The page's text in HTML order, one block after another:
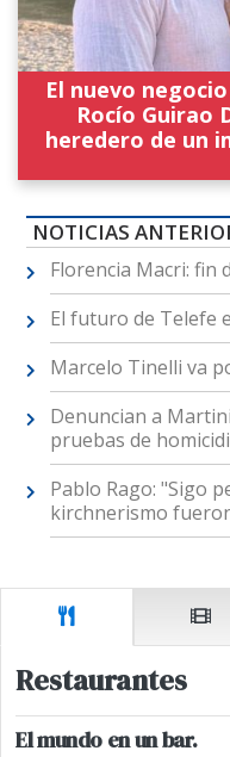
El nuevo
Rocío Guirao
heredero de un
NOTICIAS
Florencia Macri: fin
El futuro de Telefe
Marcelo Tinelli va
Denuncian a
pruebas de
Pablo Rago: "Sigo
kirchnerismo
Restaurantes
El mundo en un bar.